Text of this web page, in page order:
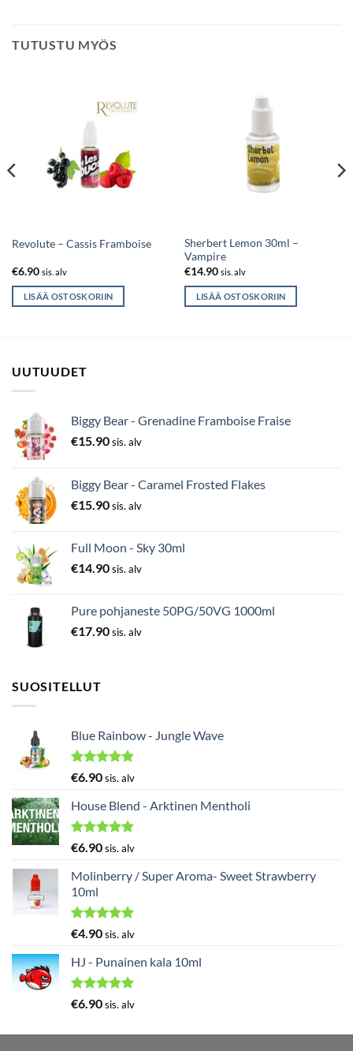
TUTUSTU MYÖS
Revolute – Cassis Framboise
€6.90 sis. alv
LISÄÄ OSTOSKORIIN
Sherbert Lemon 30ml –
Vampire
€14.90 sis. alv
LISÄÄ OSTOSKORIIN
UUTUUDET
Biggy Bear - Grenadine Framboise Fraise
€15.90sis. alv
Biggy Bear - Caramel Frosted Flakes
€15.90sis. alv
Full Moon - Sky 30ml
€14.90sis. alv
Pure pohjaneste 50PG/50VG 1000ml
€17.90sis. alv
SUOSITELLUT
Blue Rainbow - Jungle Wave
Arvostelu
5.00
/ 5
€6.90sis. alv
House Blend - Arktinen Mentholi
Arvostelu
5.00/ 5
€6.90sis. alv
Molinberry / Super Aroma- Sweet Strawberry
10ml
Arvostelu
5.00
/ 5
€4.90sis. alv
HJ - Punainen kala 10ml
Arvostelu
€6.90sis. alv